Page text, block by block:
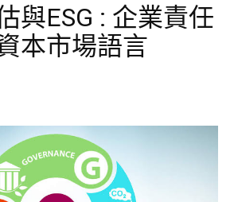
與ESG : 企業責任
本市場語言